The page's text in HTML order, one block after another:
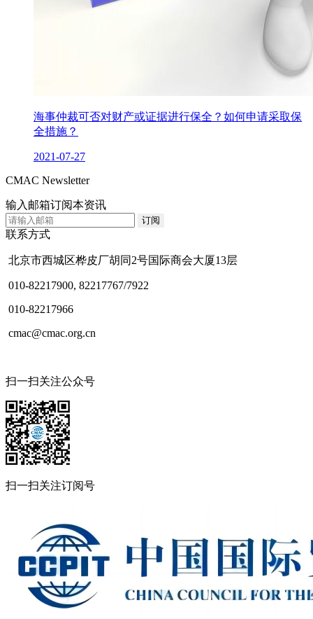
海事仲裁可否对财产或证据进行保全？如何申请采取保
全措施？
2021-07-27
CMAC Newsletter
输入邮箱订阅本资讯
联系方式
北京市西城区桦皮厂胡同2号国际商会大厦13层
010-82217900, 82217767/7922
010-82217966
cmac@cmac.org.cn
扫一扫关注公众号
扫一扫关注订阅号